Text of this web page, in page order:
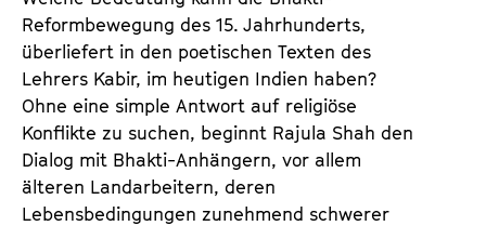
Reformbewegung des 15. Jahrhunderts,
überliefert in den poetischen Texten des
Lehrers Kabir, im heutigen Indien haben?
Ohne eine simple Antwort auf religiöse
Konflikte zu suchen, beginnt Rajula Shah den
Dialog mit Bhakti-Anhängern, vor allem
älteren Landarbeitern, deren
Lebensbedingungen zunehmend schwerer